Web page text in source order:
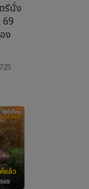
รีนั่ง
69
ง